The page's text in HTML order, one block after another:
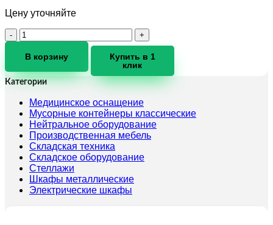
Цену уточняйте
Количество
товара
Медицинский
ДМ-1-
001-
В корзину
Купить в 1
клик
Категории
Медицинское оснащение
Мусорные контейнеры классические
Нейтральное оборудование
Производственная мебель
Складская техника
Складское оборудование
Стеллажи
Шкафы металлические
Электрические шкафы